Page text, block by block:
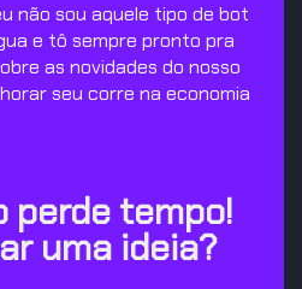
não sou aquele tipo de bot
e tô sempre pronto pra
as novidades do nosso
seu corre na economia
perde tempo!
uma ideia?